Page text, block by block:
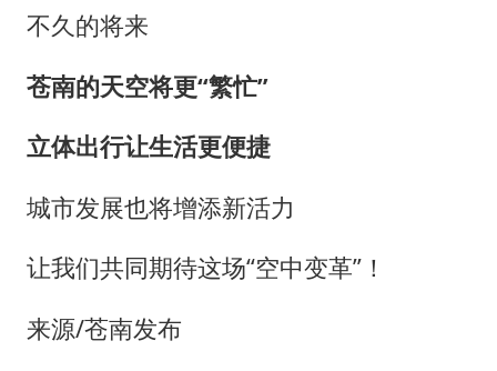
不久的将来
苍南的天空将更“繁忙”
立体出行让生活更便捷
城市发展也将增添新活力
让我们共同期待这场“空中变革”！
来源/苍南发布